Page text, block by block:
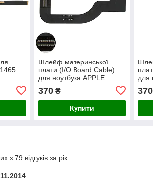
Шлейф материнської
плати (I/O Board Cable)
для ноутбука APPLE
370₴
Купити
для
370
з 79 відгуків за рік